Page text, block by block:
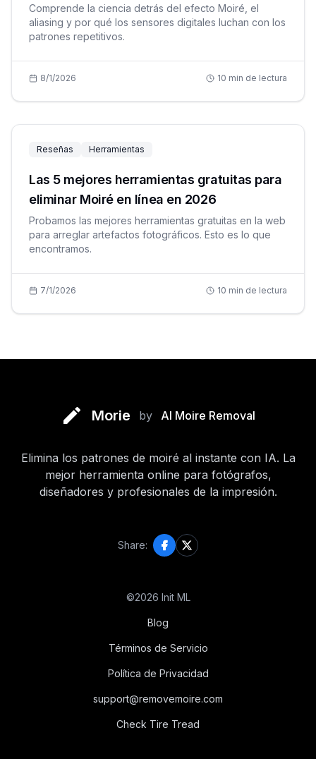
Comprende la ciencia detrás del efecto Moiré, el
aliasing y por qué los sensores digitales luchan con los
patrones repetitivos.
8/1/2026 10 min de lectura
Reseñas Herramientas
Las 5 mejores herramientas gratuitas para
eliminar Moiré en línea en 2026
Probamos las mejores herramientas gratuitas en la web
para arreglar artefactos fotográficos. Esto es lo que
encontramos.
7/1/2026 10 min de lectura
Morie by AI Moire Removal
Elimina los patrones de moiré al instante con IA. La
mejor herramienta online para fotógrafos,
diseñadores y profesionales de la impresión.
Share:
©2026 Init ML
Blog
Términos de Servicio
Política de Privacidad
support@removemoire.com
Check Tire Tread